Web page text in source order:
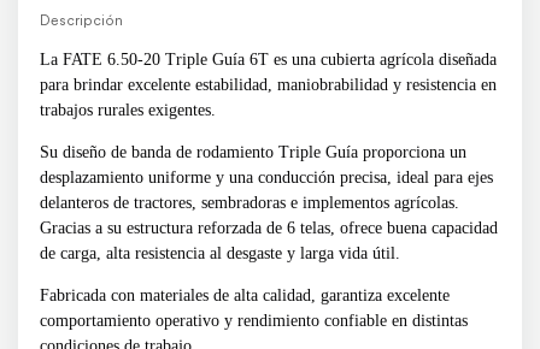
Descripción
La FATE 6.50-20 Triple Guía 6T es una cubierta agrícola diseñada
para brindar excelente estabilidad, maniobrabilidad y resistencia en
trabajos rurales exigentes.
Su diseño de banda de rodamiento Triple Guía proporciona un
desplazamiento uniforme y una conducción precisa, ideal para ejes
delanteros de tractores, sembradoras e implementos agrícolas.
Gracias a su estructura reforzada de 6 telas, ofrece buena capacidad
de carga, alta resistencia al desgaste y larga vida útil.
Fabricada con materiales de alta calidad, garantiza excelente
comportamiento operativo y rendimiento confiable en distintas